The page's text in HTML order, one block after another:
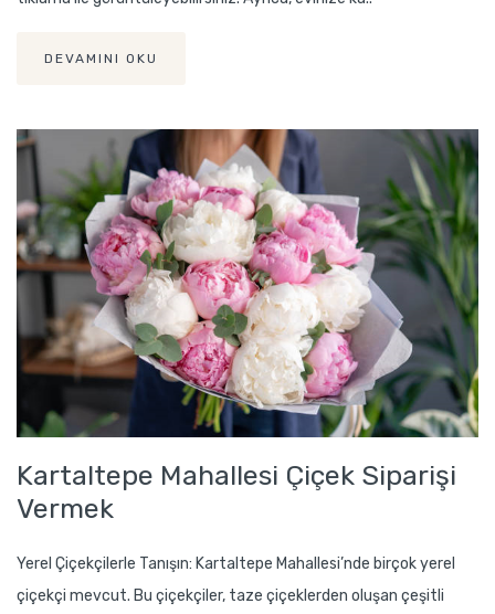
DEVAMINI OKU
Kartaltepe Mahallesi Çiçek Siparişi
Vermek
Yerel Çiçekçilerle Tanışın: Kartaltepe Mahallesi’nde birçok yerel
çiçekçi mevcut. Bu çiçekçiler, taze çiçeklerden oluşan çeşitli